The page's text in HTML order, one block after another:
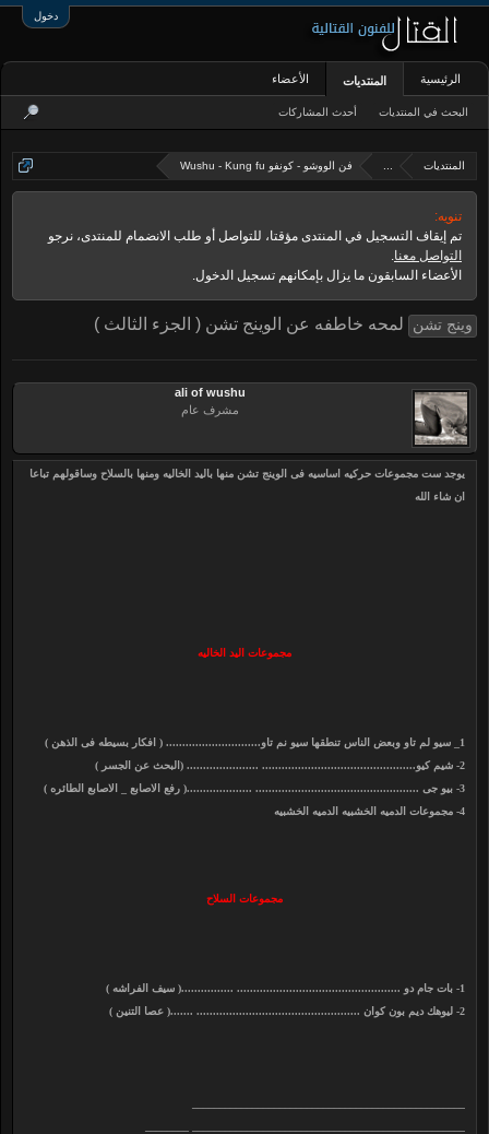
دخول
المنتديات فن الووشو - كونفو Wushu - Kung fu
تنويه:
تم إيقاف التسجيل في المنتدى مؤقتا، للتواصل أو طلب الانضمام للمنتدى، نرجو
التواصل معنا.
الأعضاء السابقون ما يزال بإمكانهم تسجيل الدخول.
وينج تشن لمحه خاطفه عن الوينج تشن ( الجزء الثالث )
ali of wushu
مشرف عام
يوجد ست مجموعات حركيه اساسيه فى الوينج تشن منها باليد الخاليه ومنها بالسلاح وساقولهم تباعا
ان شاء الله
مجموعات اليد الخاليه
1_ سيو لم تاو وبعض الناس تنطقها سيو نم تاو............................. ( افكار بسيطه فى الذهن )
2- شيم كيو............................................... ...................... (البحث عن الجسر )
3- بيو جى .................................................. ....................( رفع الاصابع _ الاصابع الطائره )
4- مجموعات الدميه الخشبيه الدميه الخشبيه
مجموعات السلاح
1- بات جام دو .................................................. ................( سيف الفراشه )
2- ليوهك ديم بون كوان .................................................. .......( عصا التنين )
الرئيسية المنتديات
البحث في المنتديات أحدث المشاركات
الأعضاء